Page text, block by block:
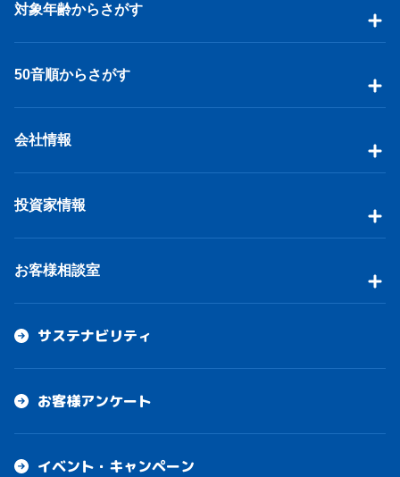
対象年齢からさがす
50音順からさがす
会社情報
投資家情報
お客様相談室
サステナビリティ
お客様アンケート
イベント・キャンペーン